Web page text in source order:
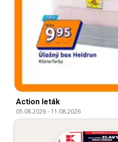
Action leták
05.08.2026- 11.08.2026